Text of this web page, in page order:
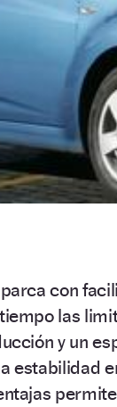
con
las
y un
estabilidad